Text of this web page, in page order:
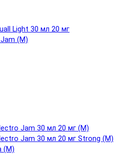
Light 30 мл 20 мг
(М)
Jam 30 мл 20 мг (М)
Jam 30 мл 20 мг Strong (М)
(М)